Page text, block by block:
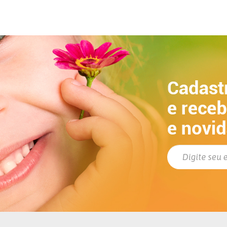
e
e